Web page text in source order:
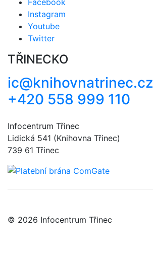
Instagram
Youtube
Twitter
TŘINECKO
ic@knihovnatrinec.cz
+420 558 999 110
Infocentrum Třinec
Lidická 541 (Knihovna Třinec)
739 61 Třinec
© 2026 Infocentrum Třinec